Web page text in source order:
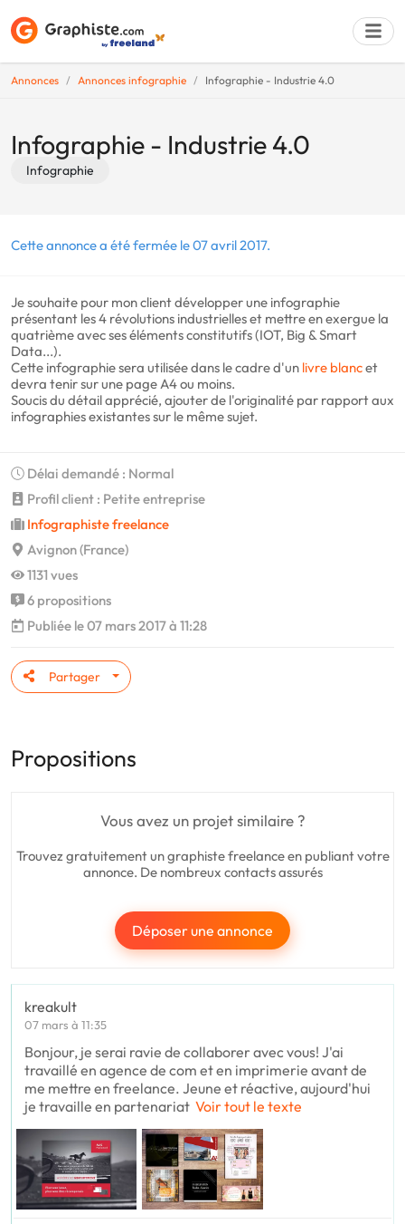
Annonces Annonces infographie Infographie - Industrie 4.0
Infographie - Industrie 4.0
Infographie
Cette annonce a été fermée le 07 avril 2017.
Je souhaite pour mon client développer une infographie
présentant les 4 révolutions industrielles et mettre en exergue la
quatrième avec ses éléments constitutifs (IOT, Big & Smart
Data...).
Cette infographie sera utilisée dans le cadre d'un livre blancet
devra tenir sur une page A4 ou moins.
Soucis du détail apprécié, ajouter de l'originalité par rapport aux
infographies existantes sur le même sujet.
Délai demandé : Normal
Profil client : Petite entreprise
Infographiste freelance
Avignon (France)
1131 vues
6 propositions
Publiée le 07 mars 2017 à 11:28
Partager
Propositions
Vous avez un projet similaire ?
Trouvez gratuitement un graphiste freelance en publiant votre
annonce. De nombreux contacts assurés
Déposer une annonce
kreakult
07 mars à 11:35
Bonjour, je serai ravie de collaborer avec vous! J'ai
travaillé en agence de com et en imprimerie avant de
me mettre en freelance. Jeune et réactive, aujourd'hui
je travaille en partenariat Voir tout le texte